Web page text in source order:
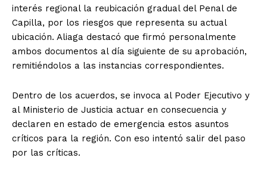
interés regional la reubicación gradual del Penal de
Capilla, por los riesgos que representa su actual
ubicación. Aliaga destacó que firmó personalmente
ambos documentos al día siguiente de su aprobación,
remitiéndolos a las instancias correspondientes.
Dentro de los acuerdos, se invoca al Poder Ejecutivo y
al Ministerio de Justicia actuar en consecuencia y
declaren en estado de emergencia estos asuntos
críticos para la región. Con eso intentó salir del paso
por las críticas.